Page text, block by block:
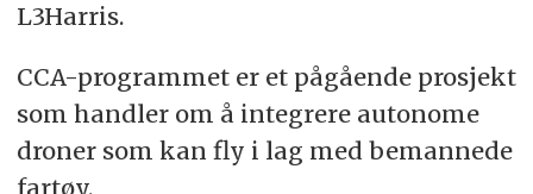
L3Harris.
CCA-programmet er et pågående prosjekt
som handler om å integrere autonome
droner som kan fly i lag med bemannede
fartøy.